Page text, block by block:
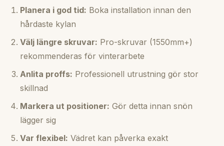
Planera i god tid: Boka installation innan den
hårdaste kylan
Välj längre skruvar: Pro-skruvar (1550mm+)
rekommenderas för vinterarbete
Anlita proffs: Professionell utrustning gör stor
skillnad
Markera ut positioner: Gör detta innan snön
lägger sig
Var flexibel: Vädret kan påverka exakt